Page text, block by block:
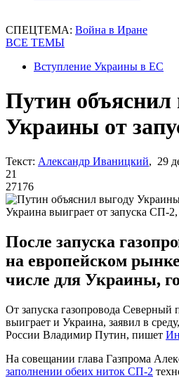
СПЕЦТЕМА: Война в Иране
ВСЕ ТЕМЫ
Вступление Украины в ЕС
Путин объяснил
Украины от
Текст: Александр Иваницкий, 29
21
27176
Украина выиграет от запуска СП-
После запуска
на европейском
числе для Украины,
От запуска газопровода
выиграет и Украина, заявил в
России Владимир Путин, пишет
На совещании глава Газпрома
заполнении обеих ниток СП-2